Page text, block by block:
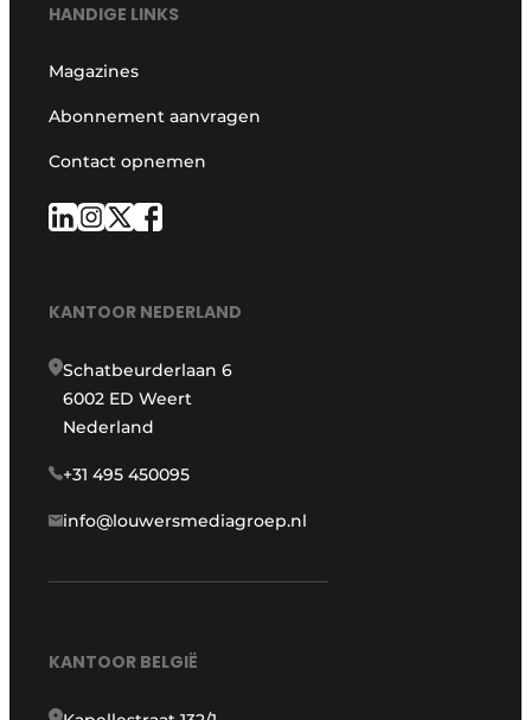
HANDIGE LINKS
Magazines
Abonnement aanvragen
Contact opnemen
KANTOOR NEDERLAND
Schatbeurderlaan 6
6002 ED Weert
Nederland
+31 495 450095
info@louwersmediagroep.nl
KANTOOR BELGIË